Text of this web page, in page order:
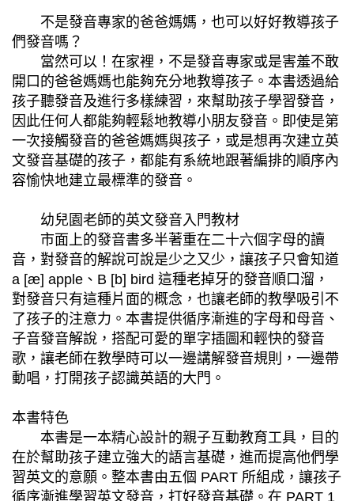
不是發音專家的爸爸媽媽，也可以好好教導孩子
們發音嗎？
當然可以！在家裡，不是發音專家或是害羞不敢
開口的爸爸媽媽也能夠充分地教導孩子。本書透過給
孩子聽發音及進行多樣練習，來幫助孩子學習發音，
因此任何人都能夠輕鬆地教導小朋友發音。即使是第
一次接觸發音的爸爸媽媽與孩子，或是想再次建立英
文發音基礎的孩子，都能有系統地跟著編排的順序內
容愉快地建立最標準的發音。
幼兒園老師的英文發音入門教材
市面上的發音書多半著重在二十六個字母的讀
音，對發音的解說可說是少之又少，讓孩子只會知道
a [æ] apple、B [b] bird 這種老掉牙的發音順口溜，
對發音只有這種片面的概念，也讓老師的教學吸引不
了孩子的注意力。本書提供循序漸進的字母和母音、
子音發音解說，搭配可愛的單字插圖和輕快的發音
歌，讓老師在教學時可以一邊講解發音規則，一邊帶
動唱，打開孩子認識英語的大門。
本書特色
本書是一本精心設計的親子互動教育工具，目的
在於幫助孩子建立強大的語言基礎，進而提高他們學
習英文的意願。整本書由五個 PART 所組成，讓孩子
循序漸進學習英文發音，打好發音基礎。在 PART 1